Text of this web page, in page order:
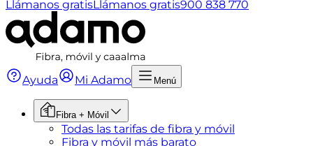
Llámanos gratisLlámanos gratis900 838 770
Ayuda Mi Adamo Menú
Fibra + Móvil
Todas las tarifas de fibra y móvil
Fibra y móvil más barato